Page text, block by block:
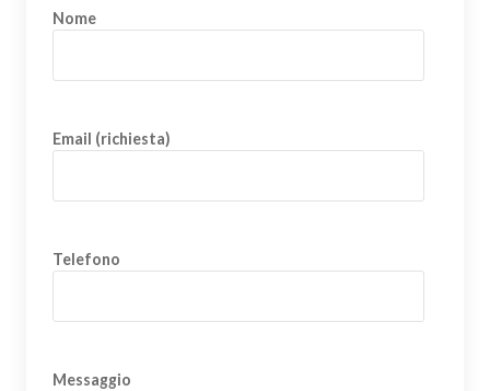
Nome
Email (richiesta)
Telefono
Messaggio